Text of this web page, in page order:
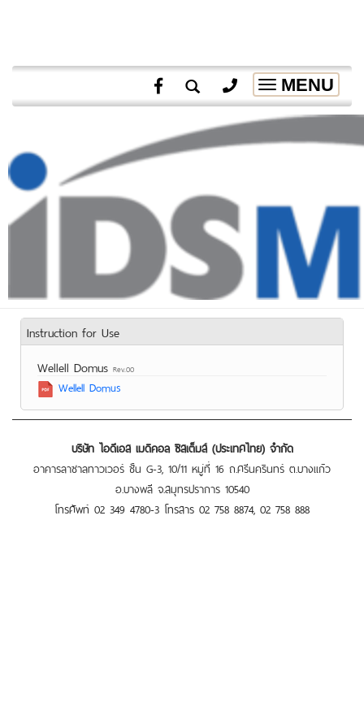
Toggle
navigation
MENU
Instruction for Use
Wellell Domus Rev.00
Wellell Domus
บริษัท ไอดีเอส เมดิคอล ซิสเต็มส์ (ประเทศไทย) จำกัด
อาคารลาซาลทาวเวอร์ ชั้น G-3, 10/11 หมู่ที่ 16 ถ.ศรีนครินทร์ ต.บางแก้ว
อ.บางพลี จ.สมุทรปราการ 10540
โทรศัพท์ 02 349 4780-3 โทรสาร 02 758 8874, 02 758 888